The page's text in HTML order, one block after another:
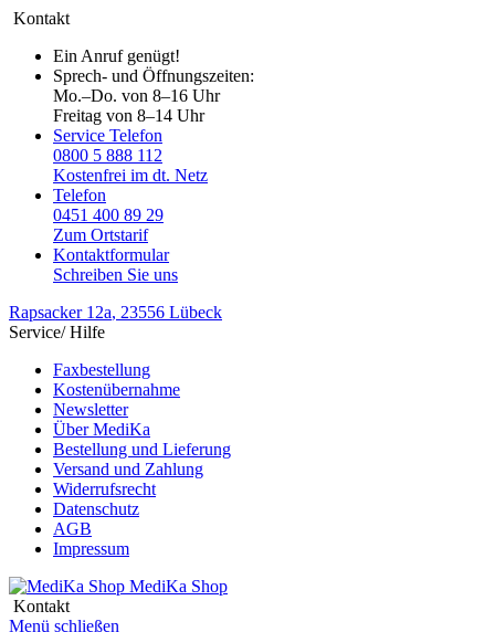
Kontakt
Ein Anruf genügt!
Sprech- und Öffnungszeiten:
Mo.–Do. von 8–16 Uhr
Freitag von 8–14 Uhr
Service Telefon
0800 5 888 112
Kostenfrei im dt. Netz
Telefon
0451 400 89 29
Zum Ortstarif
Kontaktformular
Schreiben Sie uns
Rapsacker 12a, 23556 Lübeck
Service/ Hilfe
Faxbestellung
Kostenübernahme
Newsletter
Über MediKa
Bestellung und Lieferung
Versand und Zahlung
Widerrufsrecht
Datenschutz
AGB
Impressum
MediKa Shop
Kontakt
Menü schließen